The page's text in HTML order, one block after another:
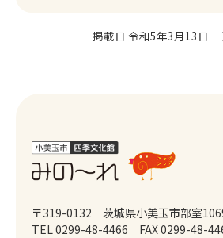
掲載日 令和5年3月13日
〒319-0132 茨城県小美玉市部室
TEL 0299-48-4466
FAX 0299-48-